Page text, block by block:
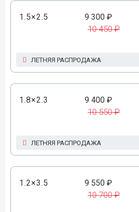
1.5×2.5 9 300 ₽
10 450 ₽
ЛЕТНЯЯ РАСПРОДАЖА
1.8×2.3 9 400 ₽
10 550 ₽
ЛЕТНЯЯ РАСПРОДАЖА
1.2×3.5 9 550 ₽
10 700 ₽